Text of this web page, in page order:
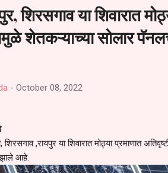
शिरसगाव या शिवारात
शेतकऱ्याच्या सोलार
- October 08, 2022
,रायपुर या शिवारात मोठ्या प्रमाणात
आहे.